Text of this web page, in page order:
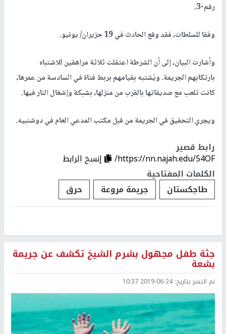
رقم-3.
وفقا للسلطات، فقد وقع الحادث في 19 حزيران/ يونيو.
وأشارت البيان، إلى أن الشرطة اعتقلت ثلاثة مراهقين للاشتباه
بارتكابهم الجريمة. ويُشتبه بقيامهم بربط فتاة في السادسة من عمرها،
كانت تلعب مع صديقاتها بالقرب من منزلها، بشبكة وإشغال النار فيها.
ويجري التحقيق في الجريمة من قبل مكتب المدعي العام في دوشنبيه.
رابط قصير
https://nn.najah.edu/54OF/
إنسخ الرابط
الكلمات المفتاحية
طاجكستان
جريمة مروعة حرق
جثة طفل مجهول بشرم الشيخ تكشف عن جريمة
بشعة
تم النشر بتاريخ:2019-06-24 10:37